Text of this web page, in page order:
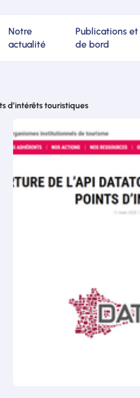
Notre
actualité
Publications
de bord
d’intérêts touristiques